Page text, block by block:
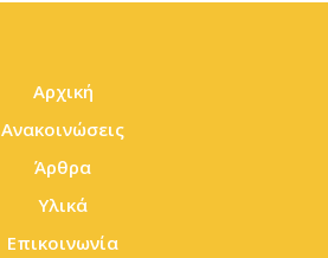
Αρχική
Ανακοινώσεις
Άρθρα
Υλικά
Επικοινωνία